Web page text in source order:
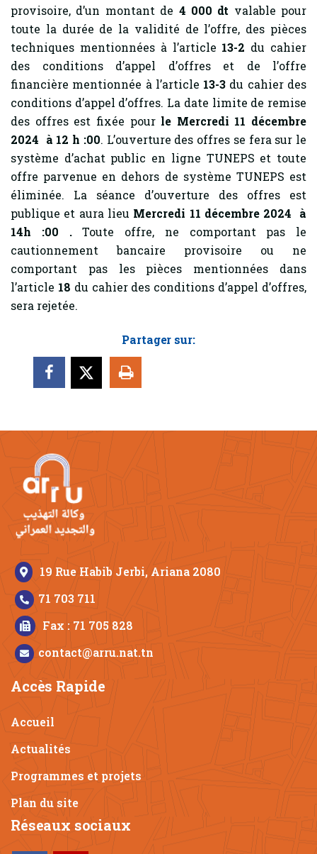
provisoire, d’un montant de 4 000 dt valable pour
toute la durée de la validité de l’offre, des pièces
techniques mentionnées à l’article 13-2 du cahier
des conditions d’appel d’offres et de l’offre
financière mentionnée à l’article 13-3 du cahier des
conditions d’appel d’offres. La date limite de remise
des offres est fixée pourle Mercredi 11 décembre
2024 à 12 h :00. L’ouverture des offres se fera sur le
système d’achat public en ligne TUNEPS et toute
offre parvenue en dehors de système TUNEPS est
éliminée. La séance d’ouverture des offres est
publique et aura lieu Mercredi 11 décembre 2024 à
14h :00
.Toute offre, ne comportant pas le
cautionnement bancaire provisoire ou ne
comportant pas les pièces mentionnées dans
l’article 18 du cahier des conditions d’appel d’offres,
sera rejetée.
Partager sur:
19 Rue Habib Jerbi, Ariana 2080
71 703 711
Fax : 71 705 828
contact@arru.nat.tn
Accès Rapide
Accueil
Actualités
Programmes et projets
Plan du site
Réseaux sociaux